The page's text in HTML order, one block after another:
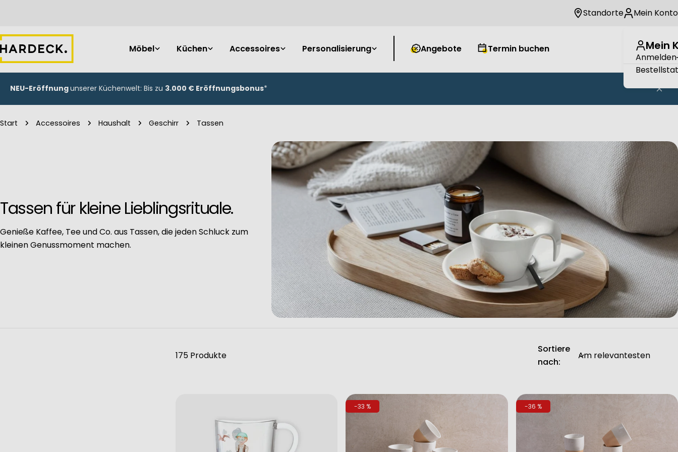
springen
Standorte Mein Konto
Mein
Anmelden
Möbel Küchen Accessoires Personalisierung Angebote Termin buchen
NEU-Eröffnungunserer Küchenwelt: Bis zu 3.000 € Eröffnungsbonus*
Start Accessoires Haushalt Geschirr Tassen
Tassen für kleine Lieblingsrituale.
Genieße Kaffee, Tee und Co. aus Tassen, die jeden Schluck zum
kleinen Genussmoment machen.
175 Produkte
Sortiere
nach:
-33 % -36 %